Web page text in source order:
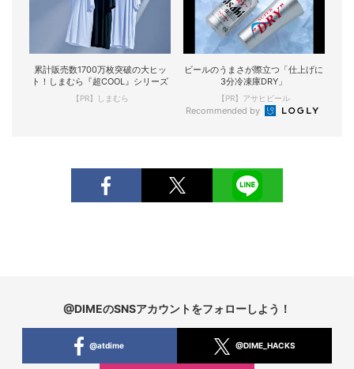
累計販売数1700万枚突破の大ヒッ
ト！しまむら『超COOL』シリーズ
【PR】しまむら
ビールのうまさが際立つ「仕上げに
3分冷凍庫DRY」
【PR】アサヒビール
Recommended by
@DIMEのSNSアカウントをフォローしよう！
@atdime @DIME_HACKS